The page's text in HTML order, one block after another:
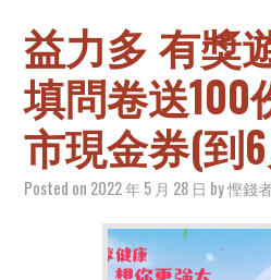
益力多 有獎
填問卷送100
市現金券(到
Posted on 2022 年 5 月 28 日 by慳錢